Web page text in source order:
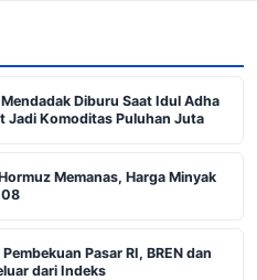
Diburu Saat Idul Adha
Jadi Komoditas Puluhan Juta
Memanas, Harga Minyak
Pasar RI, BREN dan
dari Indeks